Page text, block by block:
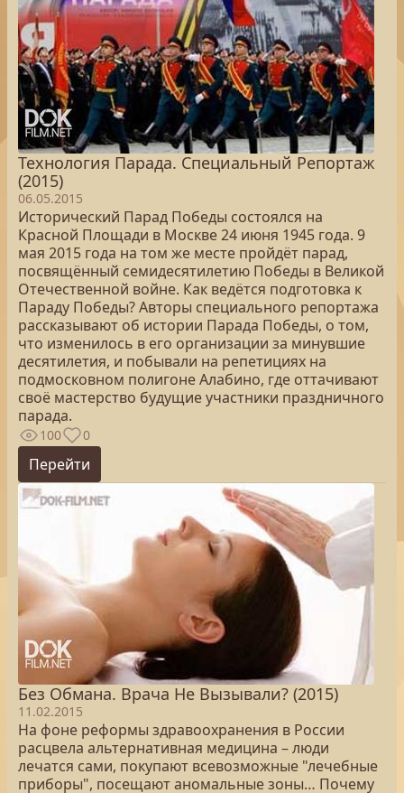
Технология Парада. Специальный Репортаж
(2015)
06.05.2015
Исторический Парад Победы состоялся на
Красной Площади в Москве 24 июня 1945 года. 9
мая 2015 года на том же месте пройдёт парад,
посвящённый семидесятилетию Победы в Великой
Отечественной войне. Как ведётся подготовка к
Параду Победы? Авторы специального репортажа
рассказывают об истории Парада Победы, о том,
что изменилось в его организации за минувшие
десятилетия, и побывали на репетициях на
подмосковном полигоне Алабино, где оттачивают
своё мастерство будущие участники праздничного
парада.
100 0
Перейти
Без Обмана. Врача Не Вызывали? (2015)
11.02.2015
На фоне реформы здравоохранения в России
расцвела альтернативная медицина – люди
лечатся сами, покупают всевозможные "лечебные
приборы", посещают аномальные зоны… Почему